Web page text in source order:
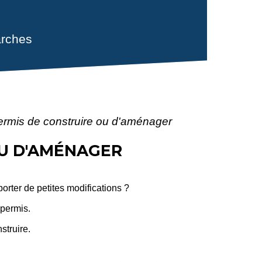
de construire ou d'aménager
D'AMÉNAGER
de petites modifications ?